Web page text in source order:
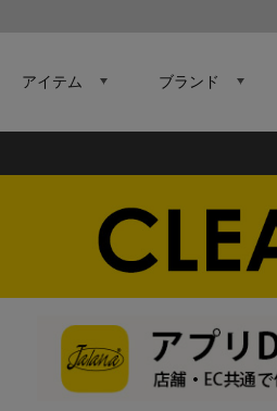
アイテム ブランド